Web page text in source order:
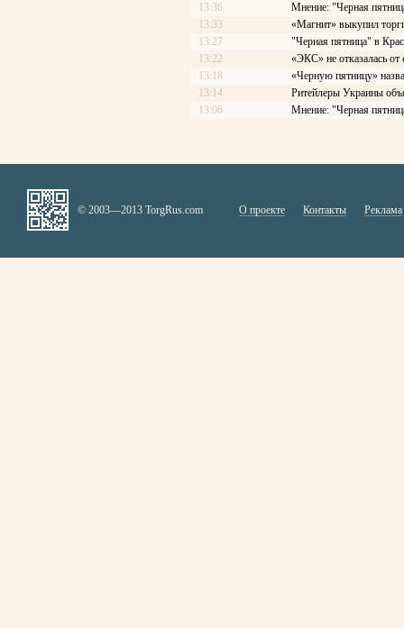
13:36
Мнение: "Черная
13:33
«Магнит» выкупил
13:27
"Черная пятница" в
13:22
«ЭКС» не отказалась от
13:18
«Черную пятницу»
13:14
Ритейлеры Украины
13:06
Мнение: "Черная
© 2003—2013 TorgRus.com О проекте Контакты Реклама